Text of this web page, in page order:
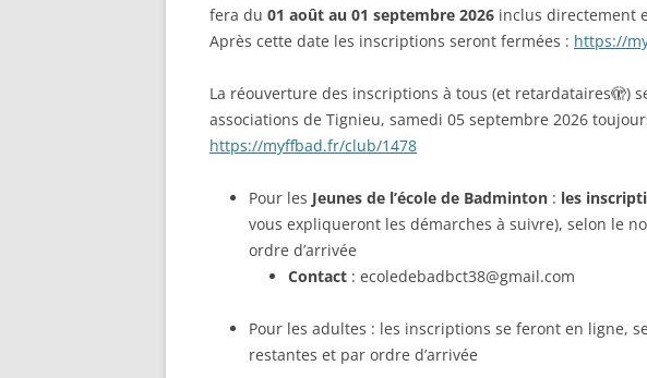
fera du 01 août au 01 septembre 2026 inclus directement
Après cette date les inscriptions seront fermées : https://
La réouverture des inscriptions à tous (et retardataires🫣)
associations de Tignieu, samedi 05 septembre 2026
https://myffbad.fr/club/1478
Pour les Jeunes de l’école de Badminton : les
vous expliqueront les démarches à suivre), selon le
ordre d’arrivée
Contact : ecoledebadbct38@gmail.com
Pour les adultes : les inscriptions se feront en ligne,
restantes et par ordre d’arrivée